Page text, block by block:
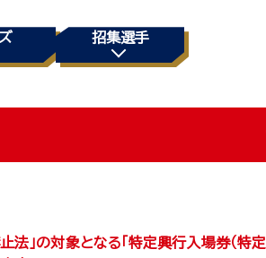
招集選手
」の対象となる「特定興行入場券（特定